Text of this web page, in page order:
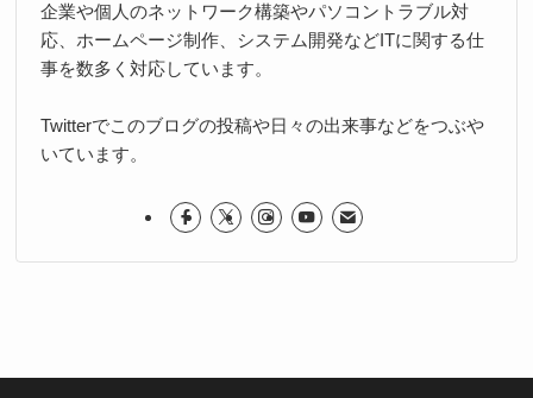
企業や個人のネットワーク構築やパソコントラブル対
応、ホームページ制作、システム開発などITに関する仕
事を数多く対応しています。
Twitterでこのブログの投稿や日々の出来事などをつぶや
いています。